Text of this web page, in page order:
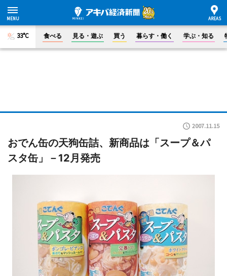
33°C 食べる 見る・遊ぶ 買う 暮らす・働く 学ぶ・知る
2007.11.15
おでん缶の天狗缶詰、新商品は「スープ＆パ
スタ缶」－12月発売